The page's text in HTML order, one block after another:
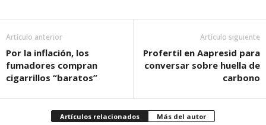
Artículo anterior
Por la inflación, los
fumadores compran
cigarrillos “baratos”
Artículo siguiente
Profertil en Aapresid para
conversar sobre huella de
carbono
Artículos relacionados Más del autor